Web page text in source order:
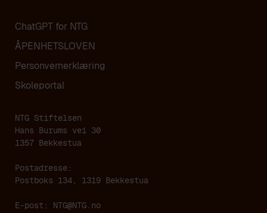
ChatGPT for NTG
ÅPENHETSLOVEN
Personvern­erklæring
Skoleportal
NTG Stiftelsen
Hans Burums vei 30
1357 Bekkestua
Postadresse:
Postboks 134, 1319 Bekkestua
E-post: NTG@NTG.no